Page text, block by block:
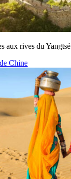
aux rives du Yangtsé
Chine